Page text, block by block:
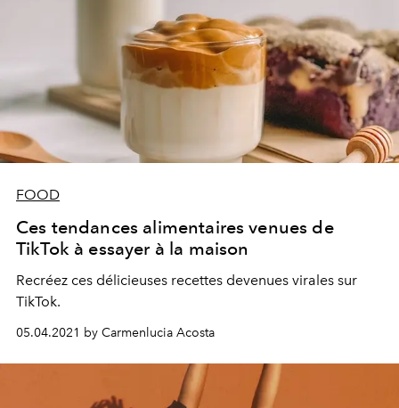
FOOD
Ces tendances alimentaires venues de
TikTok à essayer à la maison
Recréez ces délicieuses recettes devenues virales sur
TikTok.
05.04.2021 by Carmenlucia Acosta